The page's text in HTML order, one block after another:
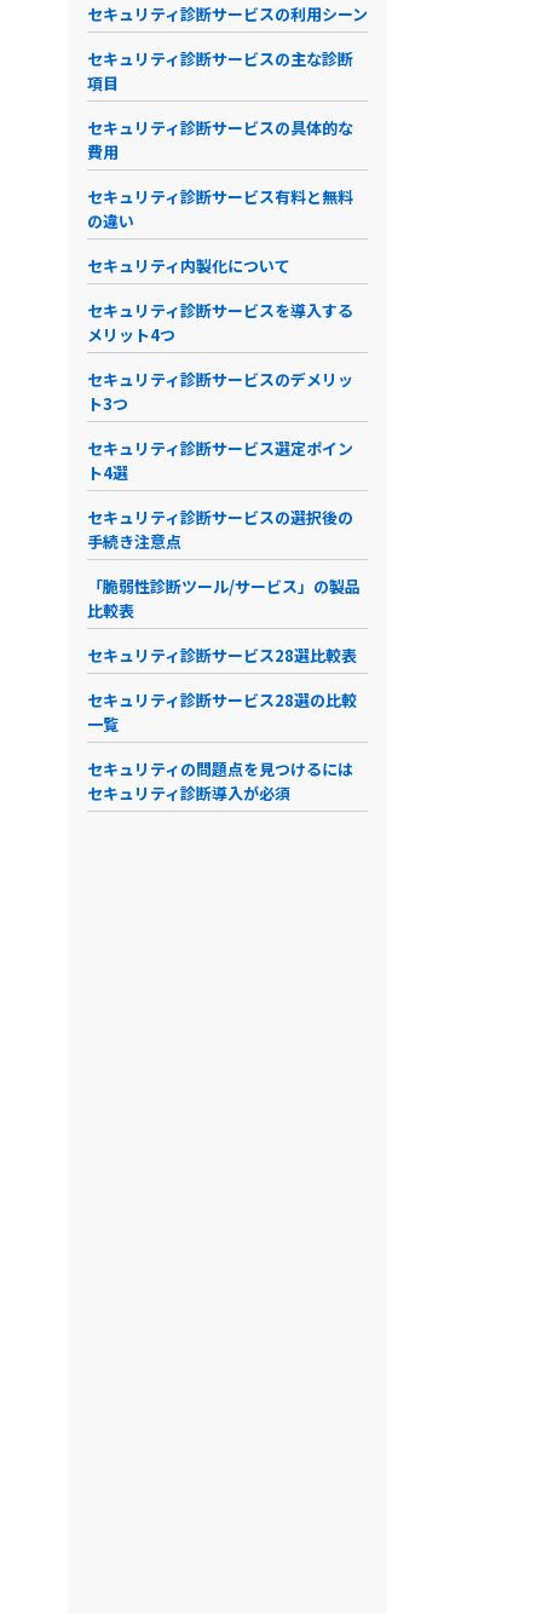
セキュリティ診断サービスの利用シーン
セキュリティ診断サービスの主な診断
項目
セキュリティ診断サービスの具体的な
費用
セキュリティ診断サービス有料と無料
の違い
セキュリティ内製化について
セキュリティ診断サービスを導入する
メリット4つ
セキュリティ診断サービスのデメリッ
ト3つ
セキュリティ診断サービス選定ポイン
ト4選
セキュリティ診断サービスの選択後の
手続き注意点
「脆弱性診断ツール/サービス」の製品
比較表
セキュリティ診断サービス28選比較表
セキュリティ診断サービス28選の比較
一覧
セキュリティの問題点を見つけるには
セキュリティ診断導入が必須